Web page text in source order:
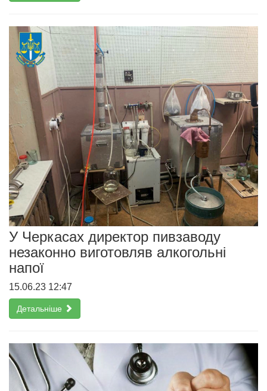
У Черкасах директор пивзаводу
незаконно виготовляв алкогольні
напої
15.06.23 12:47
Детальніше